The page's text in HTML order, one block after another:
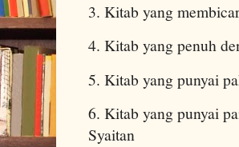
3. Kitab yang
4. Kitab yang penuh
5. Kitab yang punyai
6. Kitab yang punyai
Syaitan